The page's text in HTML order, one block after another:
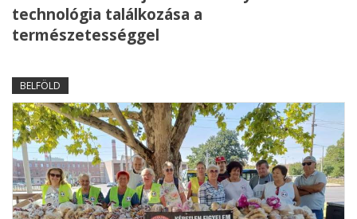
technológia találkozása a
természetességgel
BELFÖLD